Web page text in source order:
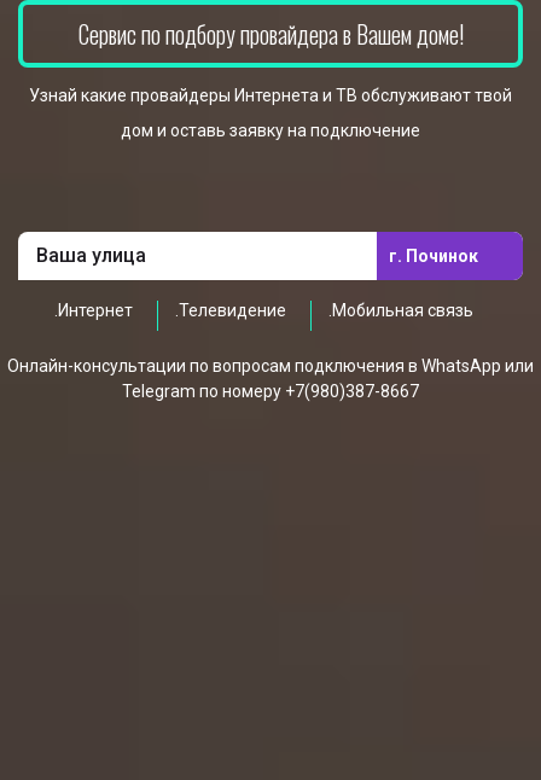
Сервис по подбору провайдера в Вашем доме!
Узнай какие провайдеры Интернета и ТВ обслуживают твой
дом и оставь заявку на подключение
г. Починок
.Интернет .Телевидение .Мобильная связь
Онлайн-консультации по вопросам подключения в WhatsApp или
Telegram по номеру +7(980)387-8667